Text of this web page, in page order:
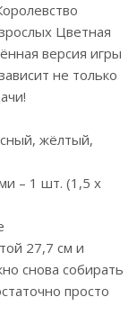
Цветная
версия игры
не только
жёлтый,
– 1 шт. (1,5 х
27,7 см и
снова собирать
просто